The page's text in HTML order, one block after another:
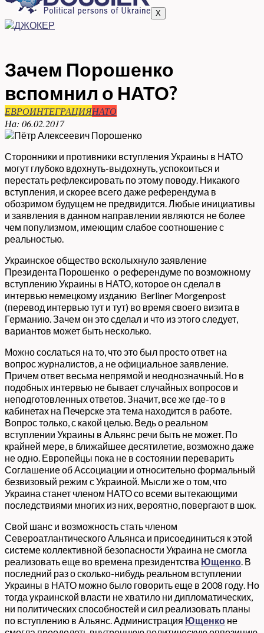
X
Зачем Порошенко
вспомнил о НАТО?
ЕВРОИНТЕГРАЦИЯНАТО
На: 06.02.2017
Сторонники и противники вступления Украины в НАТО
могут глубоко вдохнуть-выдохнуть, успокоиться и
перестать рефлексировать по этому поводу. Никакого
вступления, и скорее всего даже референдума в
обозримом будущем не предвидится. Любые инициативы
и заявления в данном направлении являются не более
чем популизмом, имеющим слабое соотношение с
реальностью.
Украинское общество всколыхнуло заявление
Президента Порошенко о референдуме по возможному
вступлению Украины в НАТО, которое он сделал в
интервью немецкому изданию Berliner Morgenpost
(перевод интервью тут и тут) во время своего визита в
Германию. Зачем он это сделал и что из этого следует,
вариантов может быть несколько.
Можно сослаться на то, что это был просто ответ на
вопрос журналистов, а не официальное заявление.
Причем ответ весьма непрямой и неоднозначный. Но в
подобных интервью не бывает случайных вопросов и
неподготовленных ответов. Значит, все же где-то в
кабинетах на Печерске эта тема находится в работе.
Вопрос только, с какой целью. Ведь о реальном
вступлении Украины в Альянс речи быть не может. По
крайней мере, в ближайшее десятилетие, возможно даже
не одно. Европейцы пока не в состоянии переварить
Соглашение об Ассоциации и относительно формальный
безвизовый режим с Украиной. Мысли же о том, что
Украина станет членом НАТО со всеми вытекающими
последствиями многих из них, вероятно, повергают в шок.
Свой шанс и возможность стать членом
Североатлантического Альянса и присоединиться к этой
системе коллективной безопасности Украина не смогла
реализовать еще во времена президентства Ющенко. В
последний раз о сколько-нибудь реальном вступлении
Украины в НАТО можно было говорить еще в 2008 году. Но
тогда украинской власти не хватило ни дипломатических,
ни политических способностей и сил реализовать планы
по вступлению в Альянс. Администрация Ющенко не